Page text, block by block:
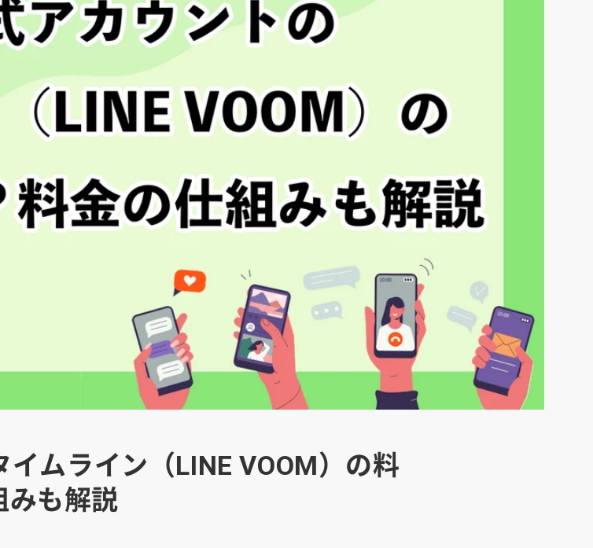
ムライン（LINE VOOM）の料
みも解説